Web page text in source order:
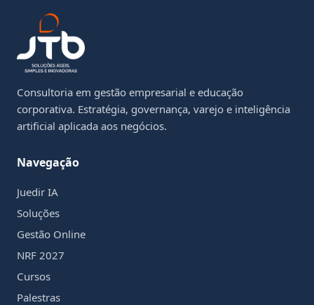
Consultoria em gestão empresarial e educação
corporativa. Estratégia, governança, varejo e inteligência
artificial aplicada aos negócios.
Navegação
Juedir IA
Soluções
Gestão Online
NRF 2027
Cursos
Palestras